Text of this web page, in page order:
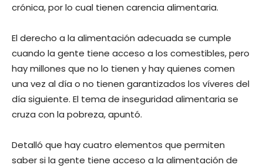
crónica, por lo cual tienen carencia alimentaria.
El derecho a la alimentación adecuada se cumple
cuando la gente tiene acceso a los comestibles, pero
hay millones que no lo tienen y hay quienes comen
una vez al día o no tienen garantizados los víveres del
día siguiente. El tema de inseguridad alimentaria se
cruza con la pobreza, apuntó.
Detalló que hay cuatro elementos que permiten
saber si la gente tiene acceso a la alimentación de